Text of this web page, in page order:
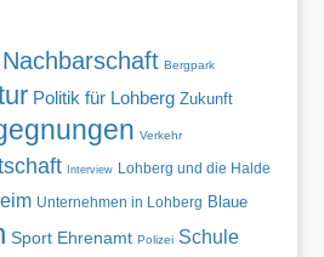
Nachbarschaft Bergpark
Politik für Lohberg Zukunft
Verkehr
Interview
Lohberg und die Halde
Unternehmen in Lohberg Blaue
Sport Ehrenamt Polizei Schule